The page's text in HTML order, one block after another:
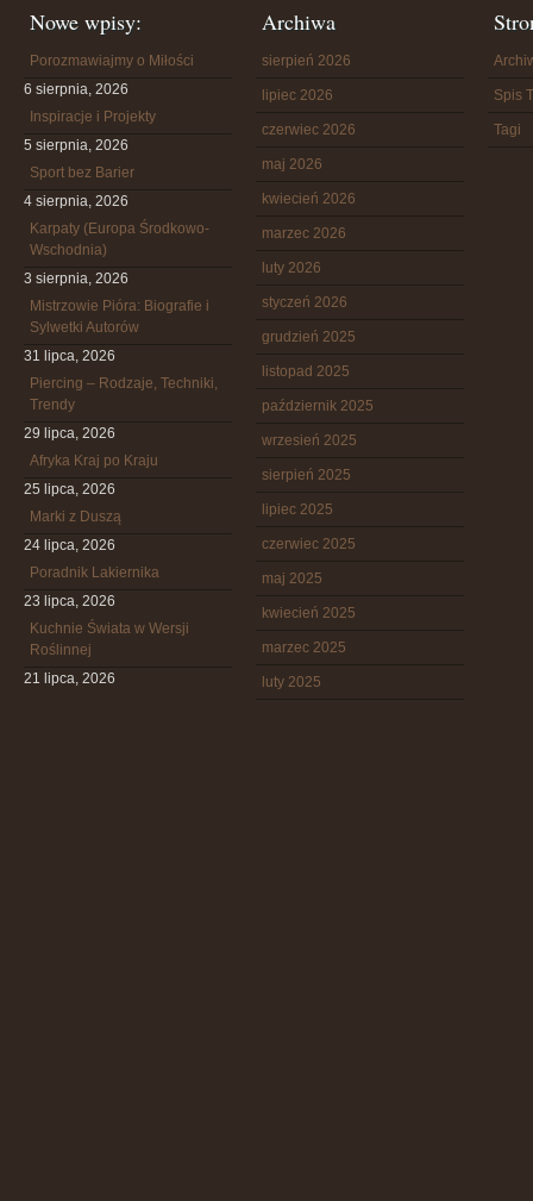
Nowe wpisy:
Porozmawiajmy o Miłości
6 sierpnia, 2026
Inspiracje i Projekty
5 sierpnia, 2026
Sport bez Barier
4 sierpnia, 2026
Karpaty (Europa Środkowo-
Wschodnia)
3 sierpnia, 2026
Mistrzowie Pióra: Biografie i
Sylwetki Autorów
31 lipca, 2026
Piercing – Rodzaje, Techniki,
Trendy
29 lipca, 2026
Afryka Kraj po Kraju
25 lipca, 2026
Marki z Duszą
24 lipca, 2026
Poradnik Lakiernika
23 lipca, 2026
Kuchnie Świata w Wersji
Roślinnej
21 lipca, 2026
Archiwa
sierpień 2026
lipiec 2026
czerwiec 2026
maj 2026
kwiecień 2026
marzec 2026
luty 2026
styczeń 2026
grudzień 2025
listopad 2025
październik 2025
wrzesień 2025
sierpień 2025
lipiec 2025
czerwiec 2025
maj 2025
kwiecień 2025
marzec 2025
luty 2025
Spis
Tagi